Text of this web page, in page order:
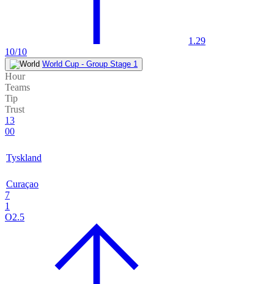
1.29
10/10
World Cup - Group Stage 1
Hour
Teams
Tip
Trust
13
00
Tyskland
Curaçao
7
1
O2.5